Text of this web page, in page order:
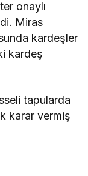
onaylı
Miras
kardeşler
kardeş
tapularda
karar vermiş